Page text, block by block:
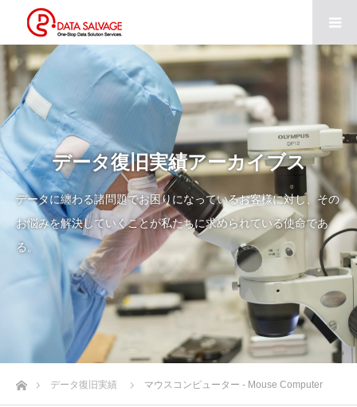
データ復旧実績アーカイブス
データに纏わる諸問題でお困りになっているお客様に対し、その
お悩みを解決していくことが私たちに求められている使命であ
る。
ホームデータ復旧実績 マウスコンピューター - Mouse Computer